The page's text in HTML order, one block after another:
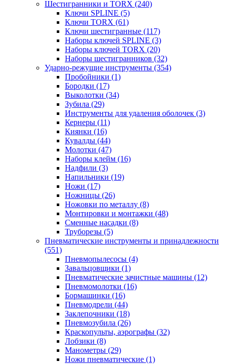
Шестигранники и TORX (240)
Ключи SPLINE (5)
Ключи TORX (61)
Ключи шестигранные (117)
Наборы ключей SPLINE (3)
Наборы ключей TORX (20)
Наборы шестигранников (32)
Ударно-режущие инструменты (354)
Пробойники (1)
Бородки (17)
Выколотки (34)
Зубила (29)
Инструменты для удаления оболочек (3)
Кернеры (11)
Киянки (16)
Кувалды (44)
Молотки (47)
Наборы клейм (16)
Надфили (3)
Напильники (19)
Ножи (17)
Ножницы (26)
Ножовки по металлу (8)
Монтировки и монтажки (48)
Сменные насадки (8)
Труборезы (5)
Пневматические инструменты и принадлежности
(551)
Пневмопылесосы (4)
Завальцовщики (1)
Пневматические зачистные машины (12)
Пневмомолотки (16)
Бормашинки (16)
Пневмодрели (44)
Заклепочники (18)
Пневмозубила (26)
Краскопульты, аэрографы (32)
Лобзики (8)
Манометры (29)
Ножи пневматические (1)